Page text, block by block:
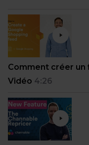
Comment créer un
Vidéo 4:26